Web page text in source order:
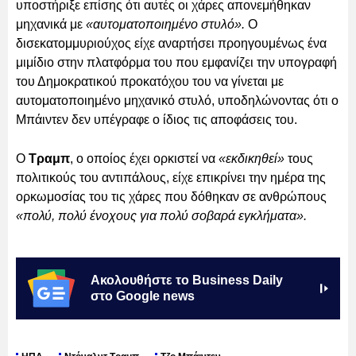
υποστήριξε επίσης ότι αυτές οι χάρες απονεμήθηκαν
μηχανικά με «αυτοματοποιημένο στυλό». Ο
δισεκατομμυριούχος είχε αναρτήσει προηγουμένως ένα
μιμίδιο στην πλατφόρμα του που εμφανίζει την υπογραφή
του Δημοκρατικού προκατόχου του να γίνεται με
αυτοματοποιημένο μηχανικό στυλό, υποδηλώνοντας ότι ο
Μπάιντεν δεν υπέγραφε ο ίδιος τις αποφάσεις του.
Ο Τραμπ, ο οποίος έχει ορκιστεί να «εκδικηθεί» τους
πολιτικούς του αντιπάλους, είχε επικρίνει την ημέρα της
ορκωμοσίας του τις χάρες που δόθηκαν σε ανθρώπους
«πολύ, πολύ ένοχους για πολύ σοβαρά εγκλήματα».
Ακολουθήστε το Business Daily
στο Google news